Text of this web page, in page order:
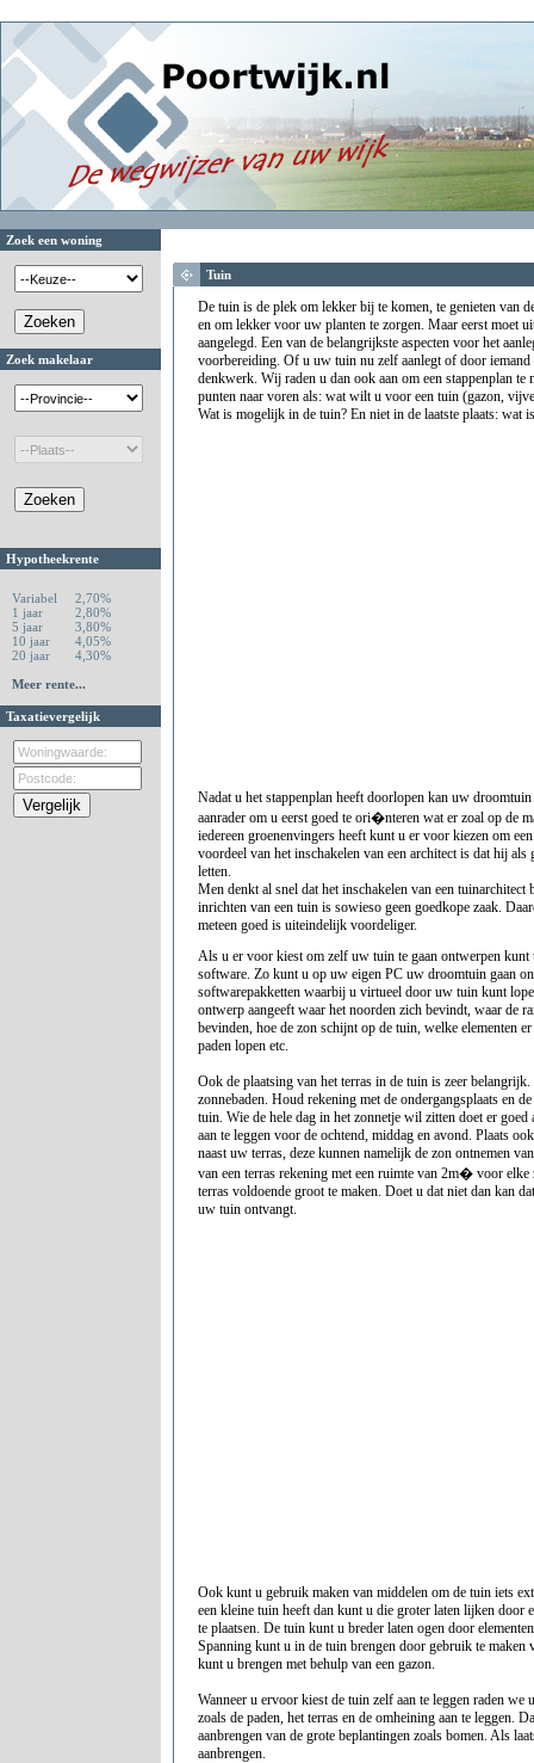
Zoek een woning
Zoek makelaar
Hypotheekrente
Variabel
2,70%
1 jaar
2,80%
5 jaar
3,80%
10 jaar
4,05%
20 jaar
4,30%
Meer rente...
Taxatievergelijk
Tuin
De tuin is de plek om lekker bij te komen, te genieten van
en om lekker voor uw planten te zorgen. Maar eerst moet
aangelegd. Een van de belangrijkste aspecten voor het
voorbereiding. Of u uw tuin nu zelf aanlegt of door iemand
denkwerk. Wij raden u dan ook aan om een stappenplan te
punten naar voren als: wat wilt u voor een tuin (gazon,
Wat is mogelijk in de tuin? En niet in de laatste plaats: wat
Nadat u het stappenplan heeft doorlopen kan uw
aanrader om u eerst goed te ori�nteren wat er zoal op de
iedereen groenenvingers heeft kunt u er voor kiezen om
voordeel van het inschakelen van een architect is dat hij als
letten.
Men denkt al snel dat het inschakelen van een tuinarchitect
inrichten van een tuin is sowieso geen goedkope zaak.
meteen goed is uiteindelijk voordeliger.
Als u er voor kiest om zelf uw tuin te gaan ontwerpen kunt
software. Zo kunt u op uw eigen PC uw droomtuin gaan
softwarepakketten waarbij u virtueel door uw tuin kunt
ontwerp aangeeft waar het noorden zich bevindt, waar de
bevinden, hoe de zon schijnt op de tuin, welke elementen
paden lopen etc.
Ook de plaatsing van het terras in de tuin is zeer
zonnebaden. Houd rekening met de ondergangsplaats en
tuin. Wie de hele dag in het zonnetje wil zitten doet er
aan te leggen voor de ochtend, middag en avond. Plaats
naast uw terras, deze kunnen namelijk de zon ontnemen
van een terras rekening met een ruimte van 2m� voor
terras voldoende groot te maken. Doet u dat niet dan kan
uw tuin ontvangt.
Ook kunt u gebruik maken van middelen om de tuin iets
een kleine tuin heeft dan kunt u die groter laten lijken door
te plaatsen. De tuin kunt u breder laten ogen door
Spanning kunt u in de tuin brengen door gebruik te maken
kunt u brengen met behulp van een gazon.
Wanneer u ervoor kiest de tuin zelf aan te leggen raden we
zoals de paden, het terras en de omheining aan te leggen.
aanbrengen van de grote beplantingen zoals bomen. Als
aanbrengen.